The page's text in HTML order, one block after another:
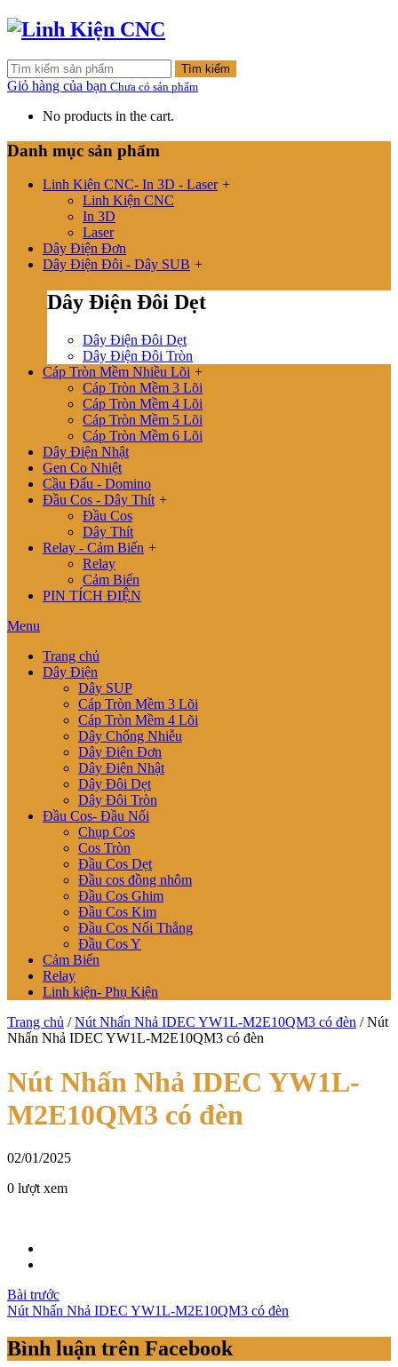
Tìm kiếm
Giỏ hàng của bạn Chưa có sản phẩm
No products in the cart.
Danh mục sản phẩm
Linh Kiện CNC- In 3D - Laser +
Linh Kiện CNC
In 3D
Laser
Dây Điện Đơn
Dây Điện Đôi - Dây SUB +
Dây Điện Đôi Dẹt
Dây Điện Đôi Dẹt
Dây Điện Đôi Tròn
Cáp Tròn Mềm Nhiều Lõi +
Cáp Tròn Mềm 3 Lõi
Cáp Tròn Mềm 4 Lõi
Cáp Tròn Mềm 5 Lõi
Cáp Tròn Mềm 6 Lõi
Dây Điện Nhật
Gen Co Nhiệt
Cầu Đấu - Domino
Đầu Cos - Dây Thít +
Đầu Cos
Dây Thít
Relay - Cảm Biến +
Relay
Cảm Biến
PIN TÍCH ĐIỆN
Menu
Trang chủ
Dây Điện
Dây SUP
Cáp Tròn Mềm 3 Lõi
Cáp Tròn Mềm 4 Lõi
Dây Chống Nhiễu
Dây Điện Đơn
Dây Điện Nhật
Dây Đôi Dẹt
Dây Đôi Tròn
Đầu Cos- Đầu Nối
Chụp Cos
Cos Tròn
Đầu Cos Dẹt
Đầu cos đồng nhôm
Đầu Cos Ghim
Đầu Cos Kim
Đầu Cos Nối Thẳng
Đầu Cos Y
Cảm Biến
Relay
Linh kiện- Phụ Kiện
Trang chủ /Nút Nhấn Nhả IDEC YW1L-M2E10QM3 có đèn /Nút
Nhấn Nhả IDEC YW1L-M2E10QM3 có đèn
Nút Nhấn Nhả IDEC YW1L-
M2E10QM3 có đèn
02/01/2025
0 lượt xem
Điều
hướng
bài
Bài trước
Nút Nhấn Nhả IDEC YW1L-M2E10QM3 có đèn
Bình luận trên Facebook